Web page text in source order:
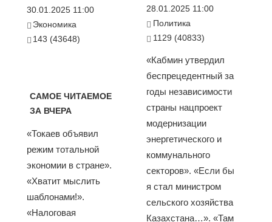
30.01.2025 11:00
Экономика
143 (43648)
САМОЕ ЧИТАЕМОЕ
ЗА ВЧЕРА
«Токаев объявил
режим тотальной
экономии в стране».
«Хватит мыслить
шаблонами!».
«Налоговая
28.01.2025 11:00
Политика
1129 (40833)
«Кабмин утвердил
беспрецедентный за
годы независимости
страны нацпроект
модернизации
энергетического и
коммунального
секторов». «Если бы
я стал министром
сельского хозяйства
Казахстана…». «Там